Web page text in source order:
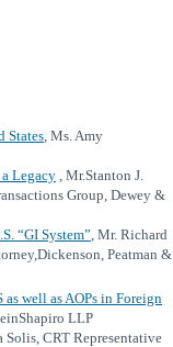
States, Ms. Amy
Legacy , Mr.Stanton J.
Group, Dewey &
“GI System”, Mr. Richard
Peatman &
well as AOPs in Foreign
LLP
Solis, CRT Representative